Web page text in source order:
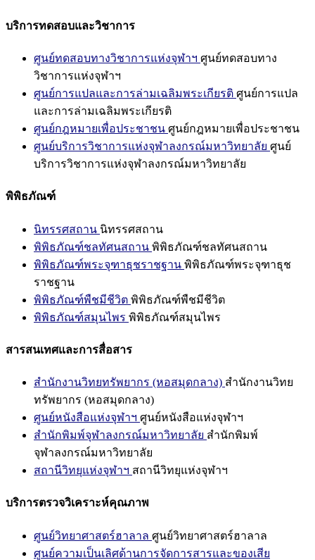
บริการทดสอบและวิชาการ
ศูนย์ทดสอบทางวิชาการแห่งจุฬาฯ ศูนย์ทดสอบทาง
วิชาการแห่งจุฬาฯ
ศูนย์การแปลและการล่ามเฉลิมพระเกียรติ ศูนย์การแปล
และการล่ามเฉลิมพระเกียรติ
ศูนย์กฎหมายเพื่อประชาชน ศูนย์กฎหมายเพื่อประชาชน
ศูนย์บริการวิชาการแห่งจุฬาลงกรณ์มหาวิทยาลัย ศูนย์
บริการวิชาการแห่งจุฬาลงกรณ์มหาวิทยาลัย
พิพิธภัณฑ์
นิทรรศสถาน นิทรรศสถาน
พิพิธภัณฑ์ชลทัศนสถาน พิพิธภัณฑ์ชลทัศนสถาน
พิพิธภัณฑ์พระจุฑาธุชราชฐาน พิพิธภัณฑ์พระจุฑาธุช
ราชฐาน
พิพิธภัณฑ์พืชมีชีวิต พิพิธภัณฑ์พืชมีชีวิต
พิพิธภัณฑ์สมุนไพร พิพิธภัณฑ์สมุนไพร
สารสนเทศและการสื่อสาร
สำนักงานวิทยทรัพยากร (หอสมุดกลาง) สำนักงานวิทย
ทรัพยากร (หอสมุดกลาง)
ศูนย์หนังสือแห่งจุฬาฯ ศูนย์หนังสือแห่งจุฬาฯ
สำนักพิมพ์จุฬาลงกรณ์มหาวิทยาลัย สำนักพิมพ์
จุฬาลงกรณ์มหาวิทยาลัย
สถานีวิทยุแห่งจุฬาฯ สถานีวิทยุแห่งจุฬาฯ
บริการตรวจวิเคราะห์คุณภาพ
ศูนย์วิทยาศาสตร์ฮาลาล ศูนย์วิทยาศาสตร์ฮาลาล
ศูนย์ความเป็นเลิศด้านการจัดการสารและของเสีย